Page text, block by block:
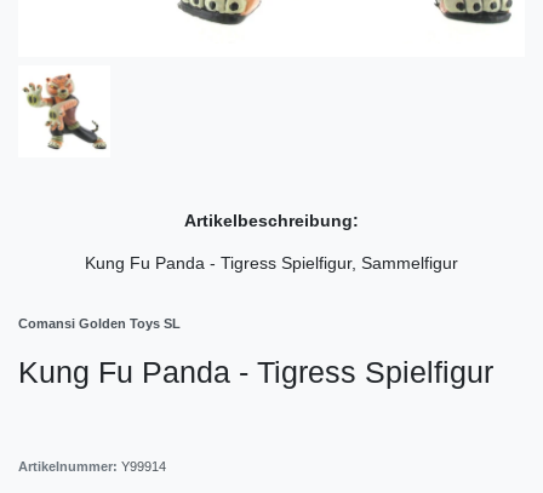
Artikelbeschreibung:
Kung Fu Panda - Tigress Spielfigur, Sammelfigur
Comansi Golden Toys SL
Kung Fu Panda - Tigress Spielfigur
Artikelnummer: Y99914